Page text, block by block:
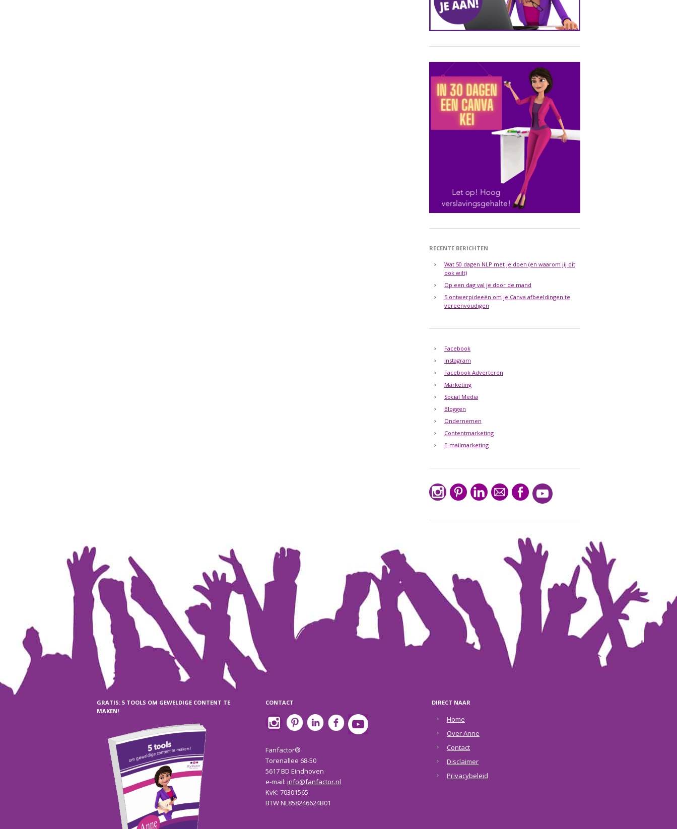
RECENTE BERICHTEN
Wat 50 dagen NLP met je doen (en waarom jij dit
ook wilt)
Op een dag val je door de mand
5 ontwerpideeën om je Canva afbeeldingen te
vereenvoudigen
Facebook
Instagram
Facebook Adverteren
Marketing
Social Media
Bloggen
Ondernemen
Contentmarketing
E-mailmarketing
GRATIS: 5 TOOLS OM GEWELDIGE CONTENT TE
MAKEN!
CONTACT
Fanfactor®
Torenallee 68-50
5617 BD Eindhoven
e-mail: info@fanfactor.nl
KvK: 70301565
BTW NL858246624B01
DIRECT NAAR
Home
Over Anne
Contact
Disclaimer
Privacybeleid